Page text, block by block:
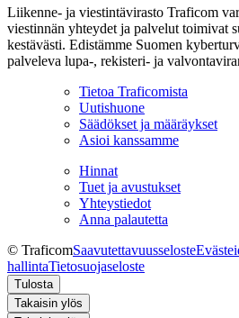
Liikenne- ja viestintävirasto Traficom
viestinnän yhteydet ja palvelut toimivat
kestävästi. Edistämme Suomen
palveleva lupa-, rekisteri- ja
Tietoa Traficomista
Uutishuone
Säädökset ja määräykset
Asioi kanssamme
Hinnat
Tuet ja avustukset
Yhteystiedot
Anna palautetta
© TraficomSaavutettavuusseloste
hallintaTietosuojaseloste
Tulosta
Takaisin ylös